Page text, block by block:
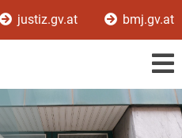
justiz.gv.at bmj.gv.at